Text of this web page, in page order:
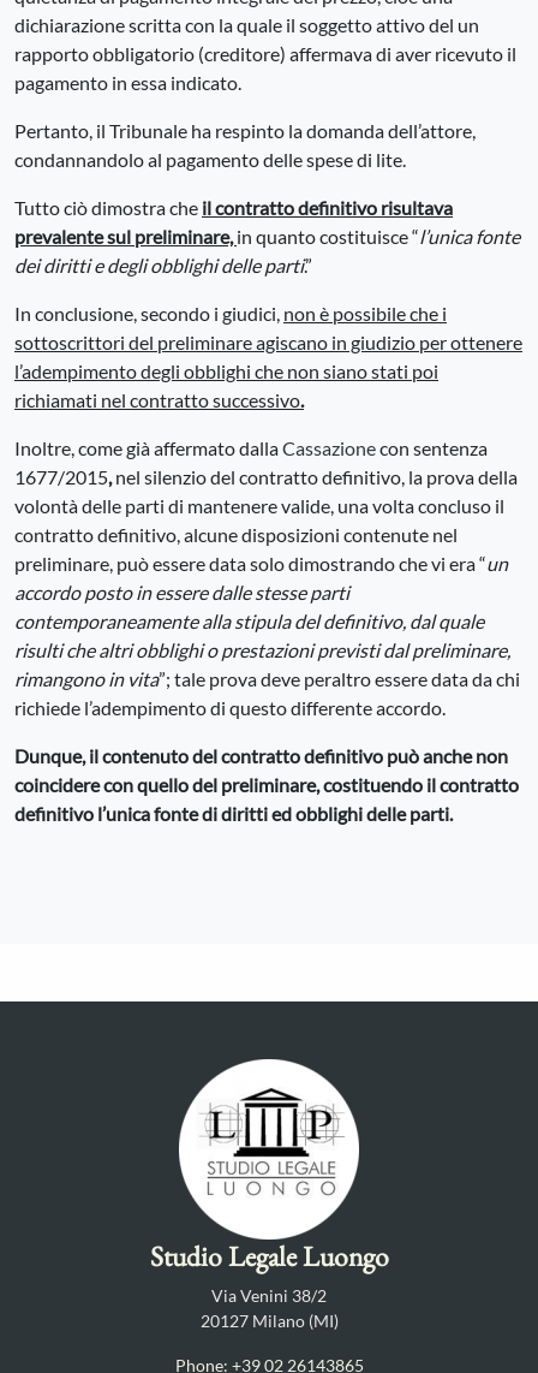
dichiarazione scritta con la quale il soggetto attivo del un
rapporto obbligatorio (creditore) affermava di aver ricevuto il
pagamento in essa indicato.
Pertanto, il Tribunale ha respinto la domanda dell’attore,
condannandolo al pagamento delle spese di lite.
Tutto ciò dimostra che il contratto definitivo risultava
prevalente sul preliminare,in quanto costituisce “l’unica fonte
dei diritti e degli obblighi delle parti.”
In conclusione, secondo i giudici, non è possibile che i
sottoscrittori del preliminare agiscano in giudizio per ottenere
l’adempimento degli obblighi che non siano stati poi
richiamati nel contratto successivo.
Inoltre, come già affermato dallaCassazionecon sentenza
1677/2015,nel silenzio del contratto definitivo, la prova della
volontà delle parti di mantenere valide, una volta concluso il
contratto definitivo, alcune disposizioni contenute nel
preliminare, può essere data solo dimostrando che vi era “un
accordo posto in essere dalle stesse parti
contemporaneamente alla stipula del definitivo, dal quale
risulti che altri obblighi o prestazioni previsti dal preliminare,
rimangono in vita”; tale prova deve peraltro essere data da chi
richiede l’adempimento di questo differente accordo.
Dunque, il contenuto del contratto definitivo può anche non
coincidere con quello del preliminare, costituendo il contratto
definitivo l’unica fonte di diritti ed obblighi delle parti.
Studio Legale Luongo
Via Venini 38/2
20127 Milano (MI)
Phone: +39 02 26143865